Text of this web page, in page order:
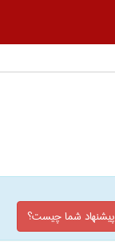
پیشنهاد شما چیست؟